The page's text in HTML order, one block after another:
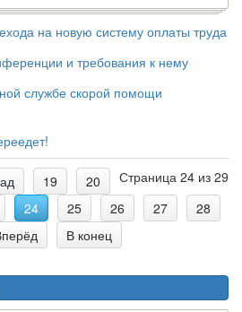
на новую систему оплаты труда
и требования к нему
службе скорой помощи
Страница 24 из 29
19
20
24 25 26 27
28
В конец